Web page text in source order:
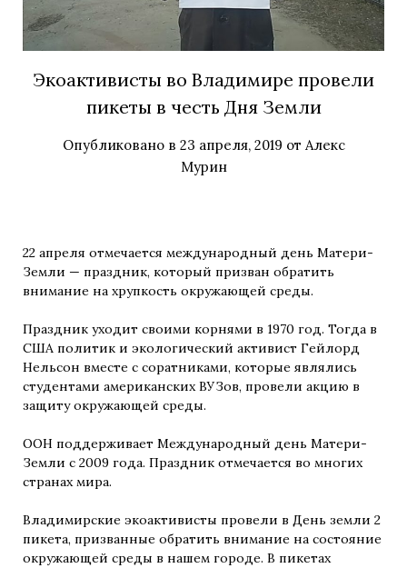
Экоактивисты во Владимире провели
пикеты в честь Дня Земли
Опубликовано в 23 апреля, 2019 от Алекс
Мурин
22 апреля отмечается международный день Матери-
Земли — праздник, который призван обратить
внимание на хрупкость окружающей среды.
Праздник уходит своими корнями в 1970 год. Тогда в
США политик и экологический активист Гейлорд
Нельсон вместе с соратниками, которые являлись
студентами американских ВУЗов, провели акцию в
защиту окружающей среды.
ООН поддерживает Международный день Матери-
Земли с 2009 года. Праздник отмечается во многих
странах мира.
Владимирские экоактивисты провели в День земли 2
пикета, призванные обратить внимание на состояние
окружающей среды в нашем городе. В пикетах